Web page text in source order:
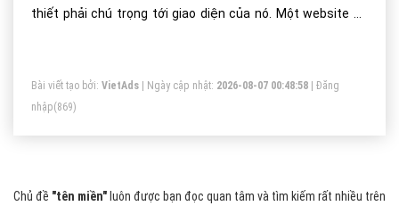
thiết phải chú trọng tới giao diện của nó. Một website có
tình trạng chập chờn hay không thể truy cập được.
Bài viết tạo bởi: VietAds | Ngày cập nhật: 2026-08-07 00:48:58
Đăng
nhập(869)
Chủ đề "tên miền" luôn được bạn đọc quan tâm và tìm kiếm rất nhiều trên